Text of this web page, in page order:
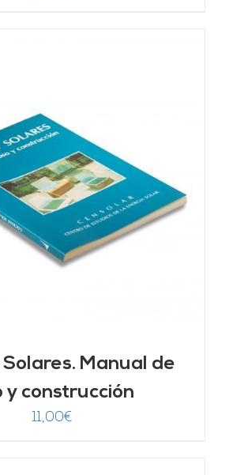
Solares. Manual de
y construcción
11,00€